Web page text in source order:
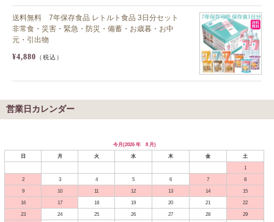
送料無料 7年保存食品 レトルト食品 3日分セット
非常食・災害・緊急・防災・備蓄・お歳暮・お中
元・引出物
¥4,880 （税込）
営業日カレンダー
今月(2026 年 8 月)
日
月 火 水 木 金
土
1
2
3 4 5 6 7
8
9
10 11 12 13 14
15
16
17 18 19 20 21
22
23
24 25 26 27 28
29